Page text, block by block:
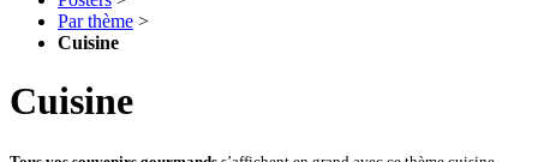
Par thème >
Cuisine
Cuisine